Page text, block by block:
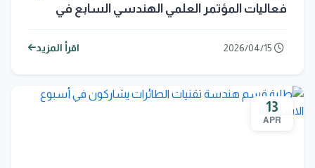
فعاليات المؤتمر العلمي الهندسي السابع في
اقرأ المزيد
13
APR